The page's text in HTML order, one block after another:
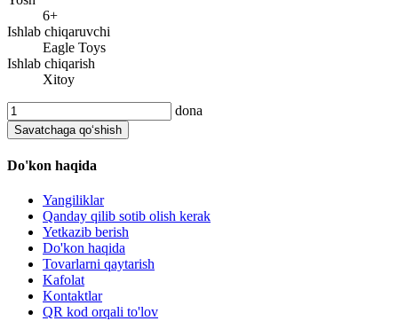
6+
Ishlab chiqaruvchi
Eagle Toys
Ishlab chiqarish
Xitoy
dona
Savatchaga qo‘shish
Do'kon haqida
Yangiliklar
Qanday qilib sotib olish kerak
Yetkazib berish
Do'kon haqida
Tovarlarni qaytarish
Kafolat
Kontaktlar
QR kod orqali to'lov